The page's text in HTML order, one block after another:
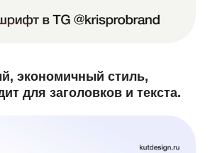
экономичный стиль,
для заголовков и текста.